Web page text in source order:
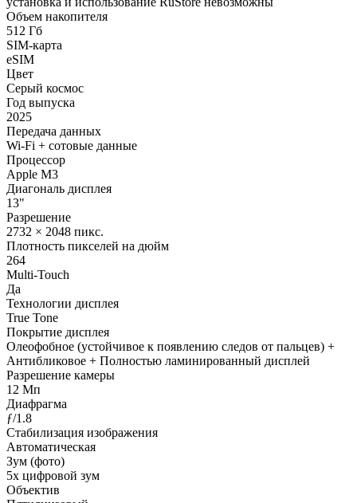
Объем накопителя
512 Гб
SIM-карта
eSIM
Цвет
Серый космос
Год выпуска
2025
Передача данных
Wi-Fi + сотовые данные
Процессор
Apple M3
Диагональ дисплея
13"
Разрешение
2732 × 2048 пикс.
Плотность пикселей на дюйм
264
Multi-Touch
Да
Технологии дисплея
True Tone
Покрытие дисплея
Олеофобное (устойчивое к появлению следов от пальцев) +
Антибликовое + Полностью ламинированный дисплей
Разрешение камеры
12 Мп
Диафрагма
ƒ/1.8
Стабилизация изображения
Автоматическая
Зум (фото)
5х цифровой зум
Объектив